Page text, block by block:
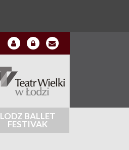
LODZ BALLET
FESTIVAK